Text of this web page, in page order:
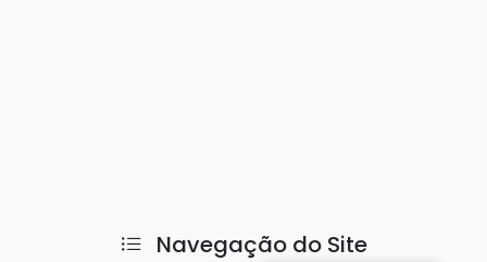
Navegação do Site